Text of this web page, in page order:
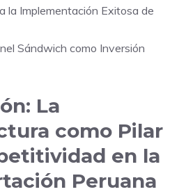
la Implementación Exitosa de
Sándwich como Inversión
La
como Pilar
en la
Peruana